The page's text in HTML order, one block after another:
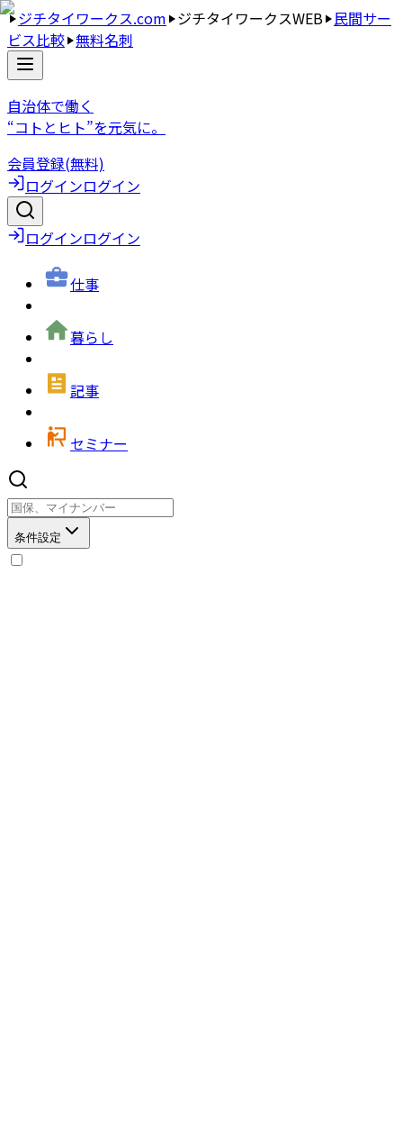
ジチタイワークス.com ジチタイワークスWEB 民間サー
ビス比較 無料名刺
自治体で働く
“コトとヒト”を元気に。
会員登録(無料)
ログインログイン
ログインログイン
仕事
暮らし
記事
セミナー
条件設定